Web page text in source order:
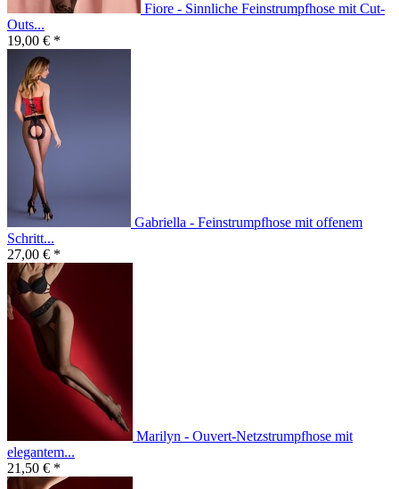
Fiore - Sinnliche Feinstrumpfhose mit Cut-
Outs...
19,00 € *
Gabriella - Feinstrumpfhose mit offenem
Schritt...
27,00 € *
Marilyn - Ouvert-Netzstrumpfhose mit
elegantem...
21,50 € *